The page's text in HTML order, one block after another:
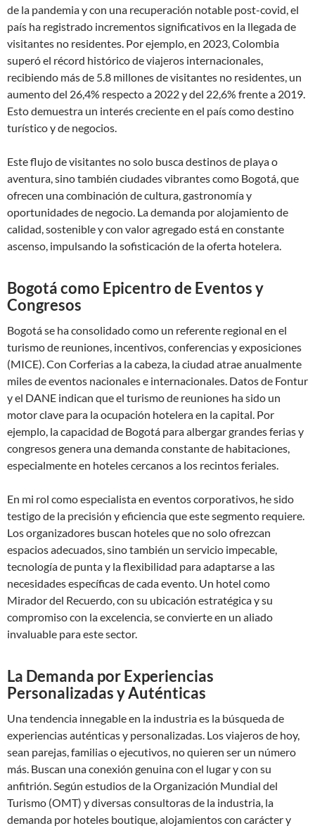
de la pandemia y con una recuperación notable post-covid, el
país ha registrado incrementos significativos en la llegada de
visitantes no residentes. Por ejemplo, en 2023, Colombia
superó el récord histórico de viajeros internacionales,
recibiendo más de 5.8 millones de visitantes no residentes, un
aumento del 26,4% respecto a 2022 y del 22,6% frente a 2019.
Esto demuestra un interés creciente en el país como destino
turístico y de negocios.
Este flujo de visitantes no solo busca destinos de playa o
aventura, sino también ciudades vibrantes como Bogotá, que
ofrecen una combinación de cultura, gastronomía y
oportunidades de negocio. La demanda por alojamiento de
calidad, sostenible y con valor agregado está en constante
ascenso, impulsando la sofisticación de la oferta hotelera.
Bogotá como Epicentro de Eventos y
Congresos
Bogotá se ha consolidado como un referente regional en el
turismo de reuniones, incentivos, conferencias y exposiciones
(MICE). Con Corferias a la cabeza, la ciudad atrae anualmente
miles de eventos nacionales e internacionales. Datos de Fontur
y el DANE indican que el turismo de reuniones ha sido un
motor clave para la ocupación hotelera en la capital. Por
ejemplo, la capacidad de Bogotá para albergar grandes ferias y
congresos genera una demanda constante de habitaciones,
especialmente en hoteles cercanos a los recintos feriales.
En mi rol como especialista en eventos corporativos, he sido
testigo de la precisión y eficiencia que este segmento requiere.
Los organizadores buscan hoteles que no solo ofrezcan
espacios adecuados, sino también un servicio impecable,
tecnología de punta y la flexibilidad para adaptarse a las
necesidades específicas de cada evento. Un hotel como
Mirador del Recuerdo, con su ubicación estratégica y su
compromiso con la excelencia, se convierte en un aliado
invaluable para este sector.
La Demanda por Experiencias
Personalizadas y Auténticas
Una tendencia innegable en la industria es la búsqueda de
experiencias auténticas y personalizadas. Los viajeros de hoy,
sean parejas, familias o ejecutivos, no quieren ser un número
más. Buscan una conexión genuina con el lugar y con su
anfitrión. Según estudios de la Organización Mundial del
Turismo (OMT) y diversas consultoras de la industria, la
demanda por hoteles boutique, alojamientos con carácter y